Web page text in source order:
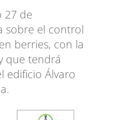
27 de
sobre el control
berries, con la
que tendrá
edificio Álvaro